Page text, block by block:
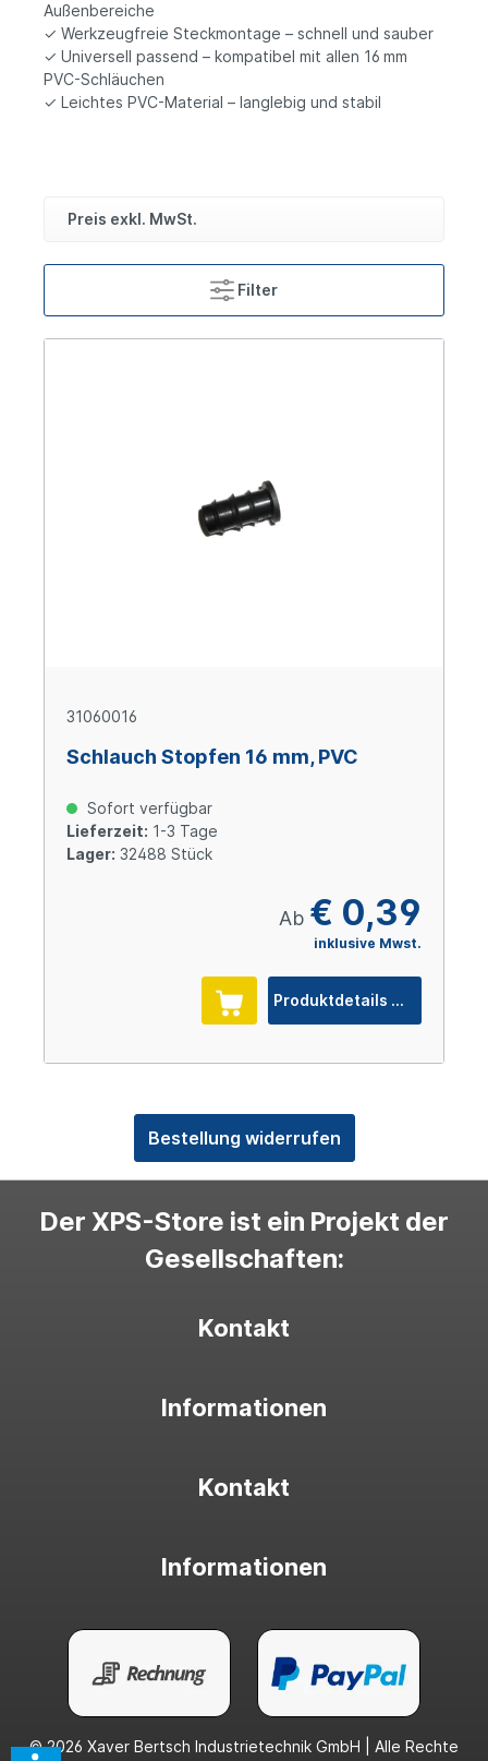
Außenbereiche
✓ Werkzeugfreie Steckmontage – schnell und sauber
✓ Universell passend – kompatibel mit allen 16 mm
PVC-Schläuchen
✓ Leichtes PVC-Material – langlebig und stabil
Preis exkl. MwSt.
Filter
31060016
Schlauch Stopfen 16 mm, PVC
Sofort verfügbar
Lieferzeit: 1-3 Tage
Lager: 32488 Stück
Ab € 0,39
inklusive Mwst.
Produktdetails
Bestellung widerrufen
Der XPS-Store ist ein Projekt der
Gesellschaften:
Kontakt
Informationen
Kontakt
Informationen
© 2026 Xaver Bertsch Industrietechnik GmbH | Alle Rechte